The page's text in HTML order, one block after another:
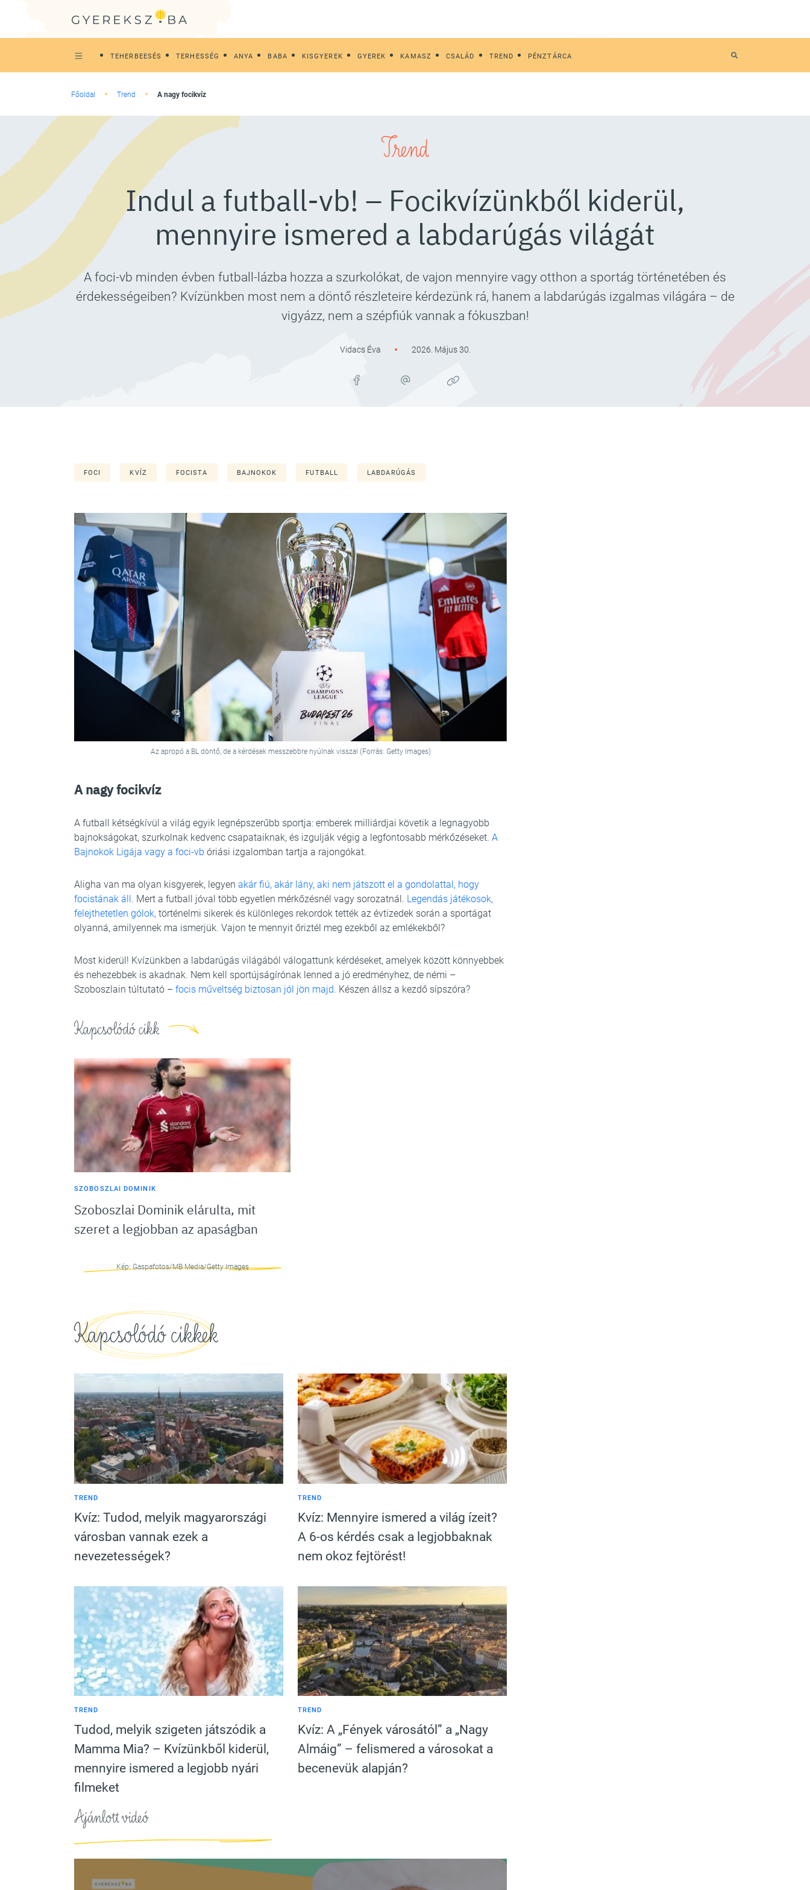
TEHERBEESÉS TERHESSÉG ANYA BABA KISGYEREK GYEREK KAMASZ CSALÁD TREND PÉNZTÁRCA
Főoldal Trend A nagy focikvíz
Trend
Indul a futball-vb! – Focikvízünkből kiderül,
mennyire ismered a labdarúgás világát
A foci-vb minden évben futball-lázba hozza a szurkolókat, de vajon mennyire vagy otthon a sportág történetében és
érdekességeiben? Kvízünkben most nem a döntő részleteire kérdezünk rá, hanem a labdarúgás izgalmas világára – de
vigyázz, nem a szépfiúk vannak a fókuszban!
Vidacs Éva 2026. Május 30.
FOCI KVÍZ FOCISTA BAJNOKOK FUTBALL LABDARÚGÁS
Az apropó a BL döntő, de a kérdések messzebbre nyúlnak vissza! (Forrás: Getty Images)
A nagy focikvíz
A futball kétségkívül a világ egyik legnépszerűbb sportja: emberek milliárdjai követik a legnagyobb
bajnokságokat, szurkolnak kedvenc csapataiknak, és izgulják végig a legfontosabb mérkőzéseket. A
Bajnokok Ligája vagy a foci-vb óriási izgalomban tartja a rajongókat.
Aligha van ma olyan kisgyerek, legyen akár fiú, akár lány, aki nem játszott el a gondolattal, hogy
focistának áll. Mert a futball jóval több egyetlen mérkőzésnél vagy sorozatnál. Legendás játékosok,
felejthetetlen gólok, történelmi sikerek és különleges rekordok tették az évtizedek során a sportágat
olyanná, amilyennek ma ismerjük. Vajon te mennyit őriztél meg ezekből az emlékekből?
Most kiderül! Kvízünkben a labdarúgás világából válogattunk kérdéseket, amelyek között könnyebbek
és nehezebbek is akadnak. Nem kell sportújságírónak lenned a jó eredményhez, de némi –
Szoboszlain túltutató – focis műveltség biztosan jól jön majd. Készen állsz a kezdő sípszóra?
Kapcsolódó cikk
SZOBOSZLAI DOMINIK
Szoboszlai Dominik elárulta, mit
szeret a legjobban az apaságban
Kép: Gaspafotos/MB Media/Getty Images
Kapcsolódó cikkek
TREND
Kvíz: Tudod, melyik magyarországi
városban vannak ezek a
nevezetességek?
TREND
Kvíz: Mennyire ismered a világ ízeit?
A 6-os kérdés csak a legjobbaknak
nem okoz fejtörést!
TREND
Tudod, melyik szigeten játszódik a
Mamma Mia? – Kvízünkből kiderül,
mennyire ismered a legjobb nyári
filmeket
TREND
Kvíz: A „Fények városától” a „Nagy
Almáig” – felismered a városokat a
becenevük alapján?
Ajánlott videó